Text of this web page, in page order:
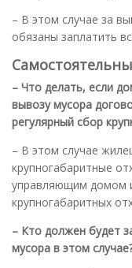
– В этом случае за
обязаны заплатить
– Что делать, если
вывозу мусора
регулярный сбор
– В этом случае
крупногабаритные
управляющим домом
крупногабаритных
– Кто должен будет
мусора в этом